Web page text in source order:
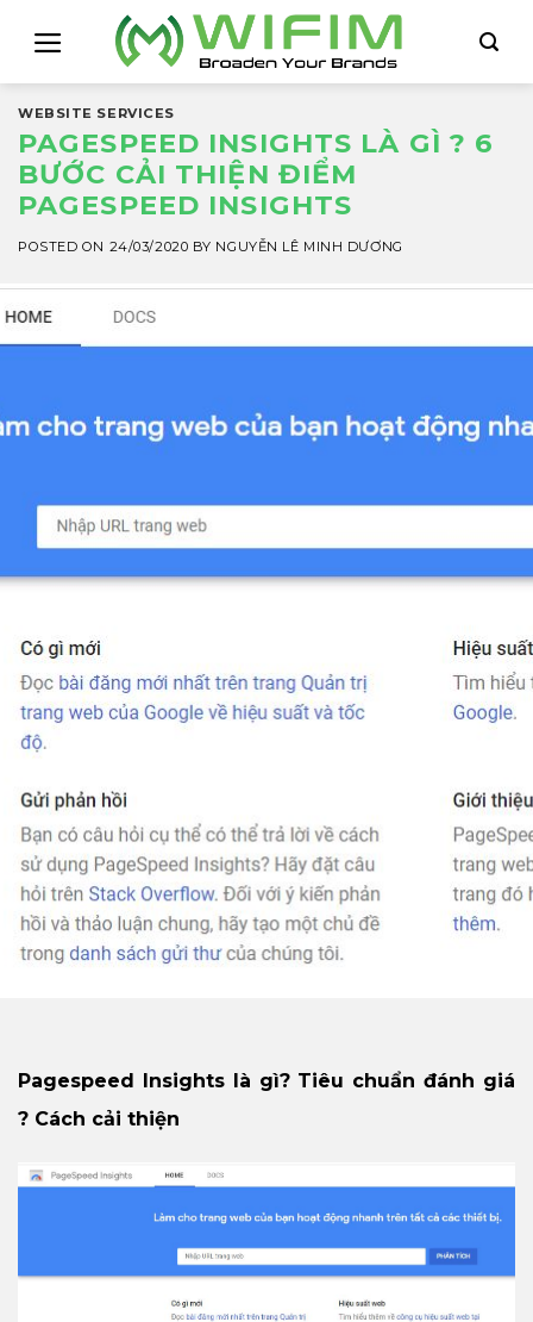
content
WEBSITE SERVICES
PAGESPEED INSIGHTS LÀ GÌ ? 6
BƯỚC CẢI THIỆN ĐIỂM
PAGESPEED INSIGHTS
POSTED ON 24/03/2020 BY NGUYỄN LÊ MINH DƯƠNG
Pagespeed Insights là gì? Tiêu chuẩn đánh giá
? Cách cải thiện